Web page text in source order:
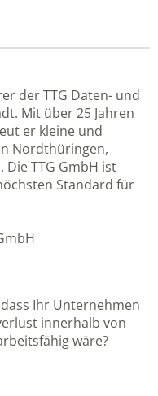
der TTG Daten- und
Mit über 25 Jahren
er kleine und
Nordthüringen,
Die TTG GmbH ist
Standard für
Ihr Unternehmen
innerhalb von
wäre?